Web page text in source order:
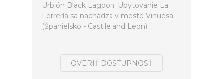
Urbión Black Lagoon. Ubytovanie La
Ferrería sa nachádza v meste Vinuesa
(Španielsko - Castile and Leon).
OVERIŤ DOSTUPNOSŤ